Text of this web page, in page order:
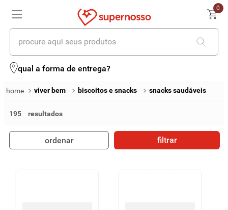
0
procure aqui seus produtos
qual a forma de entrega?
viver bem biscoitos e snacks snacks saudáveis
195
ordenar filtrar
termos mais buscados
4º iogurte